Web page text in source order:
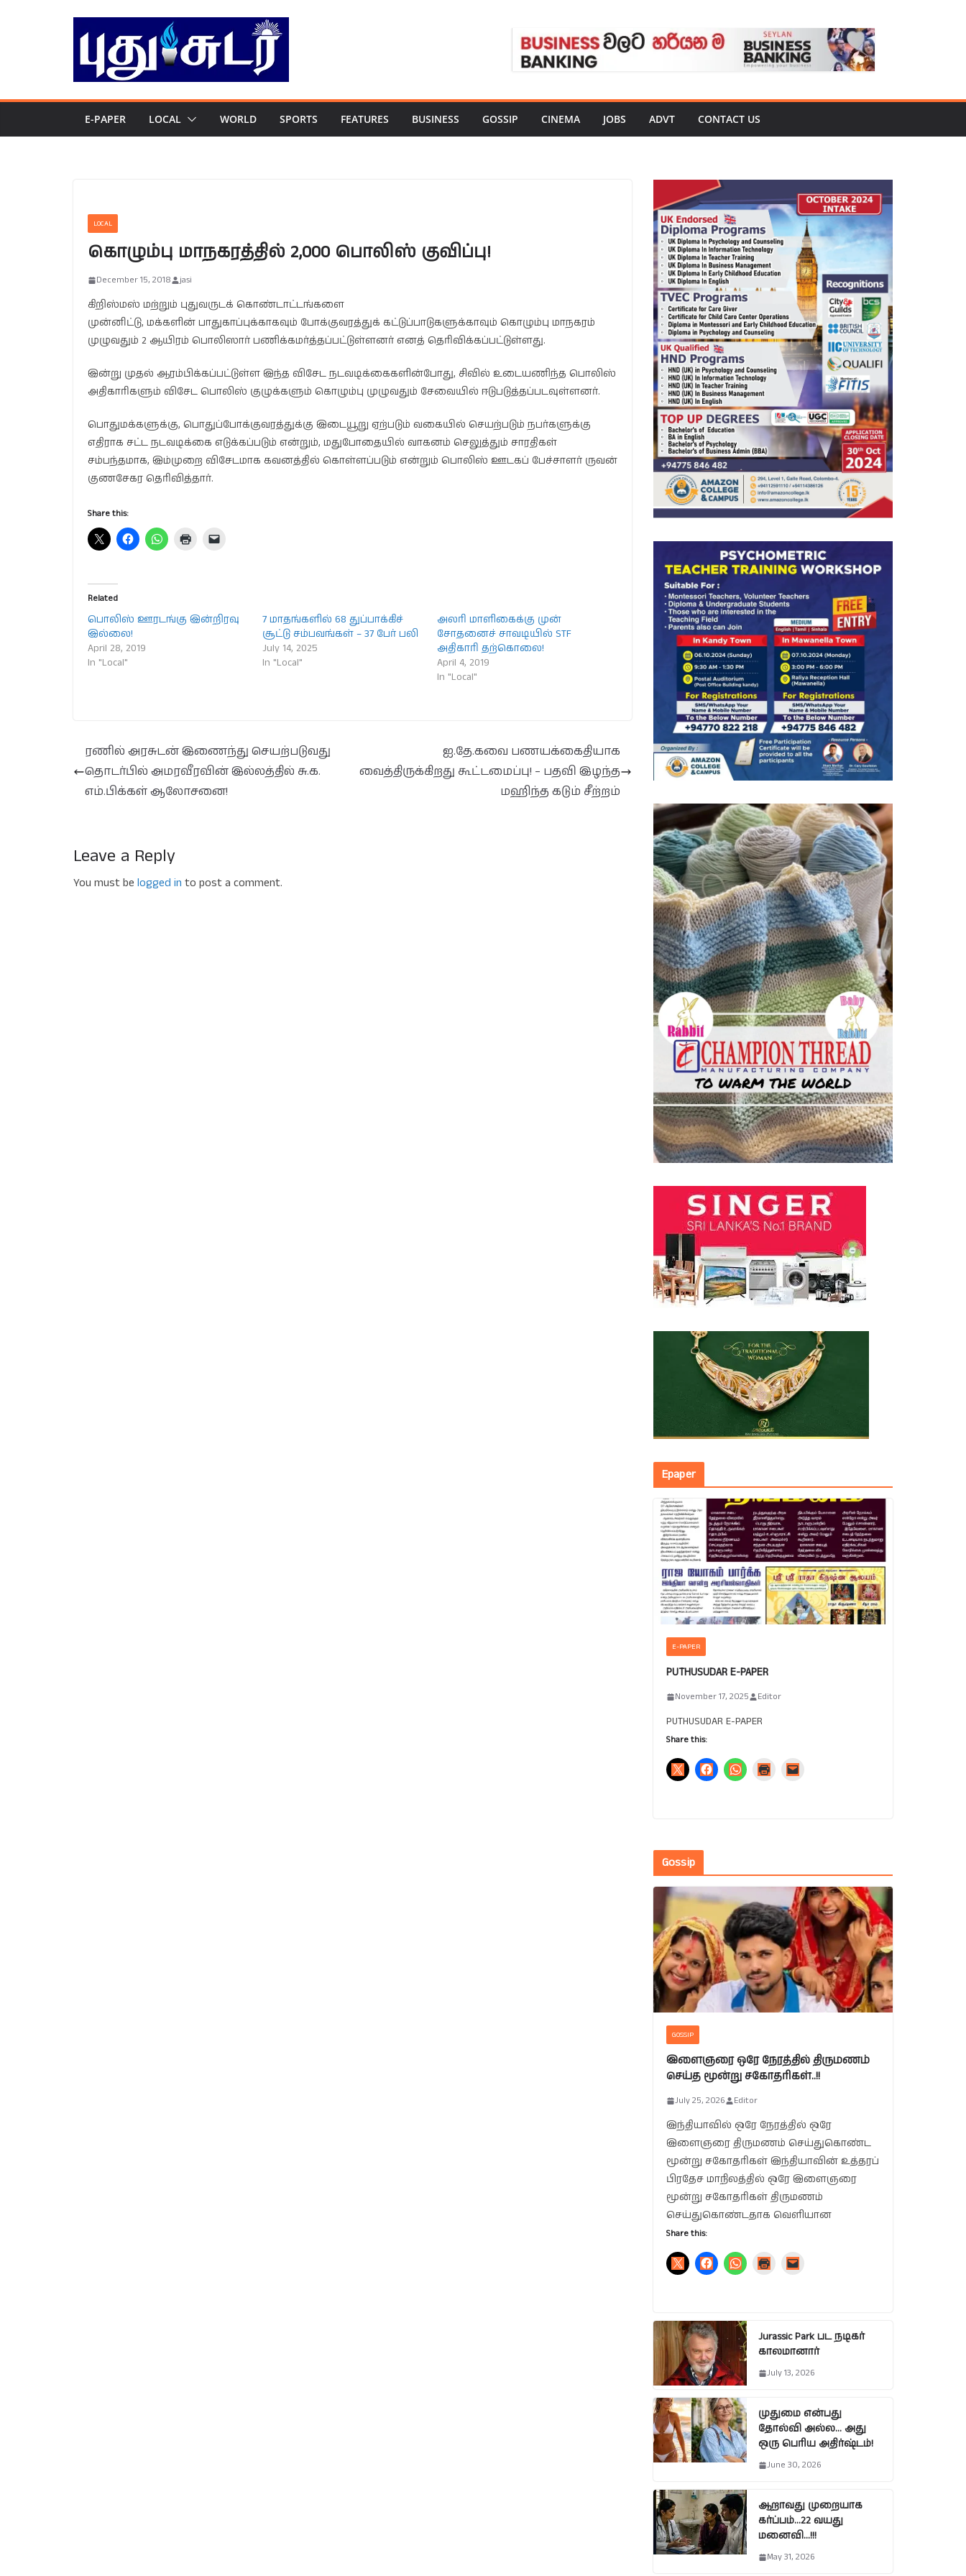
E-PAPER LOCAL WORLD SPORTS FEATURES BUSINESS GOSSIP CINEMA JOBS ADVT CONTACT US
LOCAL
கொழும்பு மாநகரத்தில் 2,000 ​பொலிஸ் குவிப்பு!
December 15, 2018 jasi
கிறிஸ்மஸ் மற்றும் புதுவருடக் கொண்டாட்டங்களை
முன்னிட்டு, மக்களின் பாதுகாப்புக்காகவும் போக்குவரத்துக் கட்டுப்பாடுகளுக்காவும் கொழும்பு மாநகரம்
முழுவதும் 2 ஆயிரம் பொலிஸார் பணிக்கமர்த்தப்பட்டுள்ளனர் எனத் தெரிவிக்கப்பட்டுள்ளது.
இன்று முதல் ஆரம்பிக்கப்பட்டுள்ள இந்த விசேட நடவடிக்கைகளின்போது, சிவில் உடையணிந்த பொலிஸ்
அதிகாரிகளும் விசேட பொலிஸ் ​குழுக்களும் கொழும்பு முழுவதும் சேவையில் ஈடுபடுத்தப்படவுள்ளனர்.
பொதுமக்களுக்கு, ​பொதுப்போக்குவரத்துக்கு இடையூறு ஏற்படும் வகையில் செயற்படும் நபர்களுக்கு
எதிராக சட்ட நடவடிக்கை எடுக்கப்படும் என்றும், மதுபோதையில் வாகனம் செலுத்தும் சாரதிகள்
சம்பந்தமாக, இம்முறை விசேடமாக கவனத்தில் கொள்ளப்படும் என்றும் பொலிஸ் ஊடகப் பேச்சாளர் ருவன்
குணசேகர தெரிவித்தார்.
Share this:
Related
பொலிஸ் ஊரடங்கு இன்றிரவு
இல்லை!
April 28, 2019
In "Local"
7 மாதங்களில் 68 துப்பாக்கிச்
சூட்டு சம்பவங்கள் – 37 பேர் பலி
July 14, 2025
In "Local"
அலரி மாளிகைக்கு முன்
சோதனைச் சாவடியில் STF
அதிகாரி தற்கொலை!
April 4, 2019
In "Local"
ரணில் அரசுடன் இணைந்து செயற்படுவது
தொடர்பில் அமரவீரவின் இல்லத்தில் சு.க.
எம்.பிக்கள் ஆலோசனை!
ஐ.தே.கவை பணயக்கைதியாக
வைத்திருக்கிறது கூட்டமைப்பு! – பதவி இழந்த
மஹிந்த கடும் சீற்றம்
Leave a Reply
You must be logged in to post a comment.
Epaper
E-PAPER
PUTHUSUDAR E-PAPER
November 17, 2025 Editor
PUTHUSUDAR E-PAPER
Share this:
Gossip
GOSSIP
இளைஞரை ஒரே நேரத்தில் திருமணம்
செய்த மூன்று சகோதரிகள்..!!
July 25, 2026 Editor
இந்தியாவில் ஒரே நேரத்தில் ஒரே
இளைஞரை திருமணம் செய்துகொண்ட
மூன்று சகோதரிகள் இந்தியாவின் உத்தரப்
பிரதேச மாநிலத்தில் ஒரே இளைஞரை
மூன்று சகோதரிகள் திருமணம்
செய்துகொண்டதாக வெளியான
Share this:
Jurassic Park பட நடிகர்
காலமானார்
July 13, 2026
முதுமை என்பது
தோல்வி அல்ல… அது
ஒரு பெரிய அதிர்ஷ்டம்!
June 30, 2026
ஆறாவது முறையாக
கர்ப்பம்…22 வயது
மனைவி…!!!
May 31, 2026